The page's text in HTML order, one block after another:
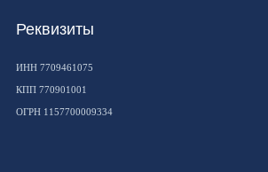
Реквизиты
ИНН 7709461075
КПП 770901001
ОГРН 1157700009334